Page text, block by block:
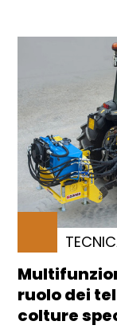
ruolo dei
colture